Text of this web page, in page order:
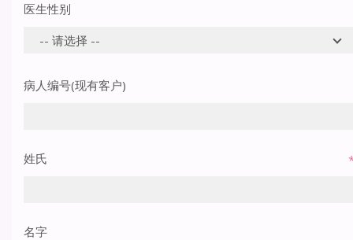
医生性别
病人编号(现有客户)
姓氏
名字